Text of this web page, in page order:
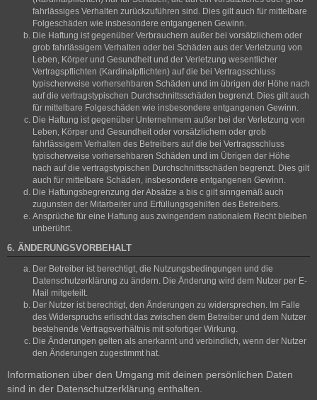
fahrlässiges Verhalten zurückzuführen sind. Dies gilt auch für mittelbare
Folgeschäden wie insbesondere entgangenen Gewinn.
Die Haftung ist gegenüber Verbrauchern außer bei vorsätzlichem oder
grob fahrlässigem Verhalten oder bei Schäden aus der Verletzung von
Leben, Körper und Gesundheit und der Verletzung wesentlicher
Vertragspflichten (Kardinalpflichten) auf die bei Vertragsschluss
typischerweise vorhersehbaren Schäden und im übrigen der Höhe nach
auf die vertragstypischen Durchschnittsschäden begrenzt. Dies gilt auch
für mittelbare Folgeschäden wie insbesondere entgangenen Gewinn.
Die Haftung ist gegenüber Unternehmern außer bei der Verletzung von
Leben, Körper und Gesundheit oder vorsätzlichem oder grob
fahrlässigem Verhalten des Betreibers auf die bei Vertragsschluss
typischerweise vorhersehbaren Schäden und im Übrigen der Höhe
nach auf die vertragstypischen Durchschnittsschäden begrenzt. Dies gilt
auch für mittelbare Schäden, insbesondere entgangenen Gewinn.
Die Haftungsbegrenzung der Absätze a bis c gilt sinngemäß auch
zugunsten der Mitarbeiter und Erfüllungsgehilfen des Betreibers.
Ansprüche für eine Haftung aus zwingendem nationalem Recht bleiben
unberührt.
6. ÄNDERUNGSVORBEHALT
Der Betreiber ist berechtigt, die Nutzungsbedingungen und die
Datenschutzerklärung zu ändern. Die Änderung wird dem Nutzer per E-
Mail mitgeteilt.
Der Nutzer ist berechtigt, den Änderungen zu widersprechen. Im Falle
des Widerspruchs erlischt das zwischen dem Betreiber und dem Nutzer
bestehende Vertragsverhältnis mit sofortiger Wirkung.
Die Änderungen gelten als anerkannt und verbindlich, wenn der Nutzer
den Änderungen zugestimmt hat.
Informationen über den Umgang mit deinen persönlichen Daten
sind in der Datenschutzerklärung enthalten.